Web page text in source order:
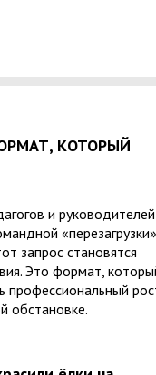
КОТОРЫЙ
и руководителей
запрос становятся
Это формат,
профессиональный
обстановке.